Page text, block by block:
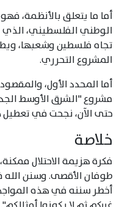
أما ما يتعلق بالأنظمة،
الوطني الفلسطيني، الذي
تجاه فلسطين وشعبها،
المشروع التحرري.
أما المحدد الأول،
مشروع "الشرق الأوسط
حتى الآن، نجحت في تعطيل
خلاصة
فكرة هزيمة الاحتلال
طوفان الأقصى. وسنن الله
أخطر سننه في هذه